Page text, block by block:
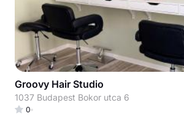
Groovy Hair Studio
1037 Budapest Bokor utca 6
0